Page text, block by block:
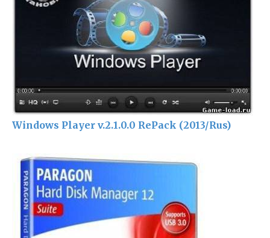
Windows Player v.2.1.0.0 RePack (2013/Rus)